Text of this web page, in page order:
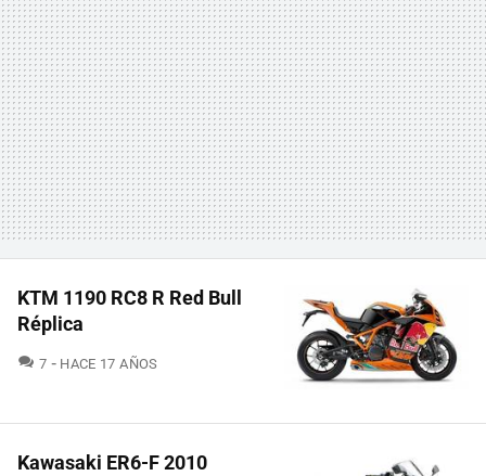
KTM 1190 RC8 R Red Bull
Réplica
7 COMENTARIOS
HACE 17 AÑOS
Kawasaki ER6-F 2010